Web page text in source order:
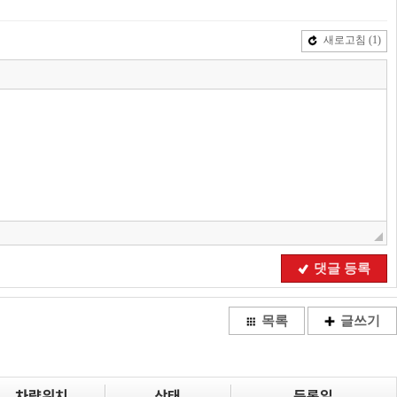
새로고침 (1)
댓글 등록
목록 글쓰기